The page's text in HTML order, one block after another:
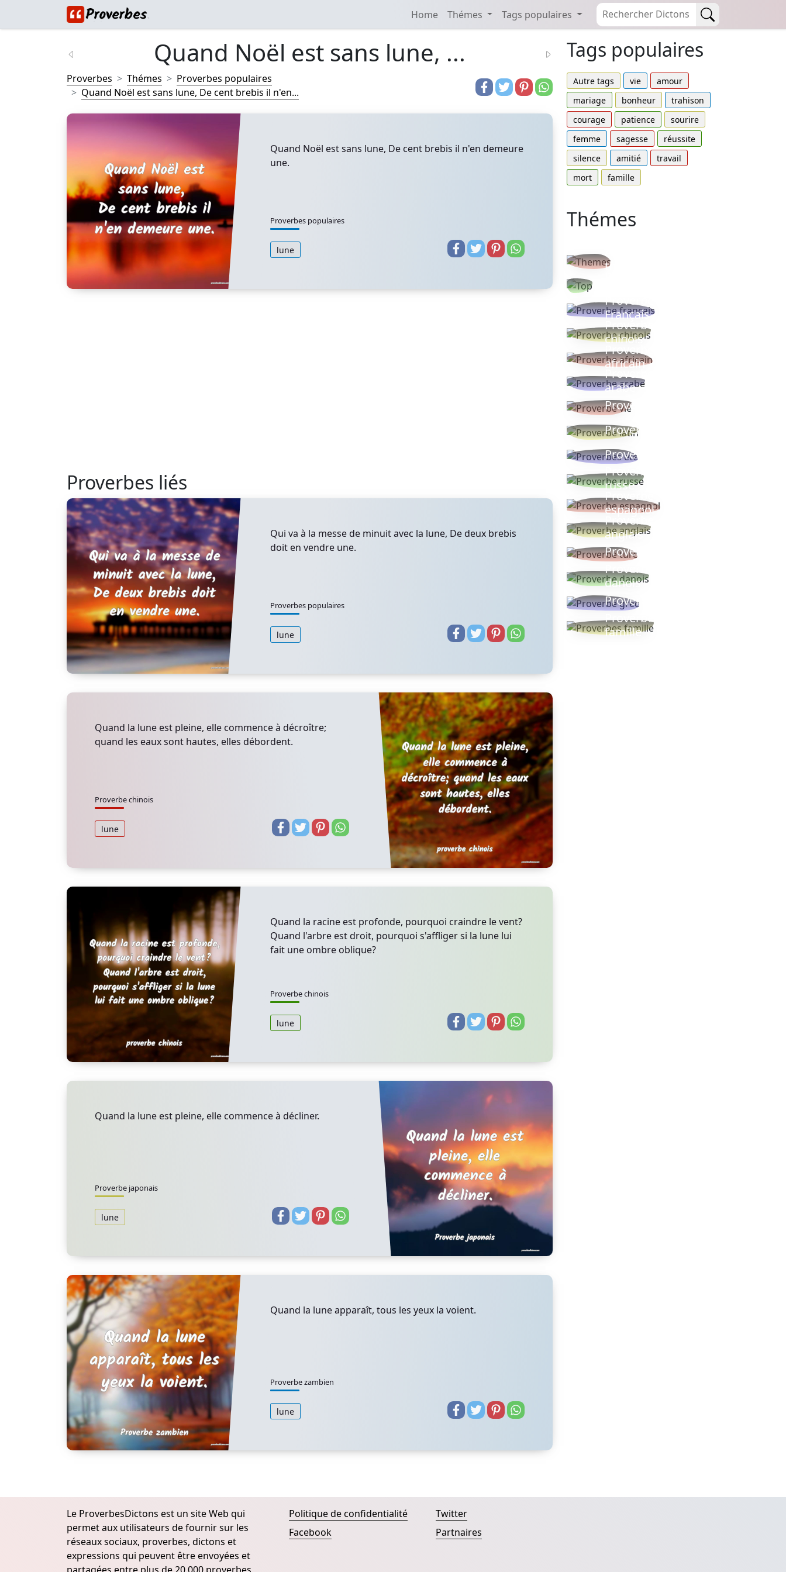
Home Thémes Tags populaires
Quand Noël est sans lune, ...
Proverbes Thémes
Proverbes populaires
Quand Noël est sans lune, De cent brebis il n'en...
Quand Noël est sans lune, De cent brebis il n'en demeure
une.
Proverbes populaires
lune
Proverbes liés
Qui va à la messe de minuit avec la lune, De deux brebis
doit en vendre une.
Proverbes populaires
lune
Quand la lune est pleine, elle commence à décroître;
quand les eaux sont hautes, elles débordent.
Proverbe chinois
lune
Quand la racine est profonde, pourquoi craindre le vent?
Quand l'arbre est droit, pourquoi s'affliger si la lune lui
fait une ombre oblique?
Proverbe chinois
lune
Quand la lune est pleine, elle commence à décliner.
Proverbe japonais
lune
Quand la lune apparaît, tous les yeux la voient.
Proverbe zambien
lune
Tags populaires
Autre tags vie
amour
mariage
bonheur
trahison
courage
patience
sourire
femme
sagesse
réussite
silence
amitié
travail
mort
famille
Thémes
thèmes
Proverbe
Français
Proverbe
chinois
Proverbe
africain
Proverbe
arabe
Proverbe vie
Proverbe latin
Proverbes ete
Proverbe
russe
Proverbe
espagnol
Proverbe
anglais
Proverbe turc
Proverbe
danois
Proverbe grec
Proverbes
famille
Le ProverbesDictons est un site Web qui
permet aux utilisateurs de fournir sur les
réseaux sociaux, proverbes, dictons et
expressions qui peuvent être envoyées et
Politique de confidentialité
Facebook
Twitter
Partnaires